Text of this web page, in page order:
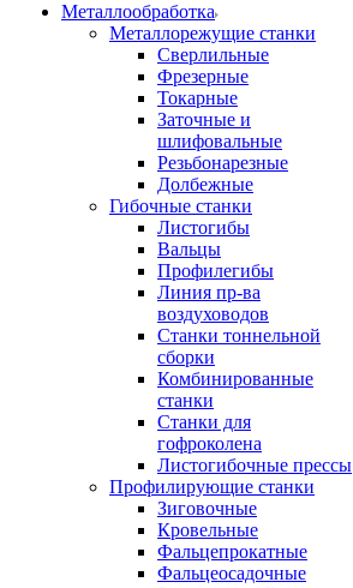
Металлообработка
Металлорежущие станки
Сверлильные
Фрезерные
Токарные
Заточные и
шлифовальные
Резьбонарезные
Долбежные
Гибочные станки
Листогибы
Вальцы
Профилегибы
Линия пр-ва
воздуховодов
Станки тоннельной
сборки
Комбинированные
станки
Станки для
гофроколена
Листогибочные прессы
Профилирующие станки
Зиговочные
Кровельные
Фальцепрокатные
Фальцеосадочные